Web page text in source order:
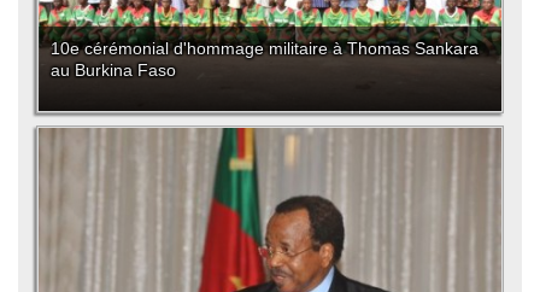
10e cérémonial d'hommage militaire à Thomas Sankara
au Burkina Faso